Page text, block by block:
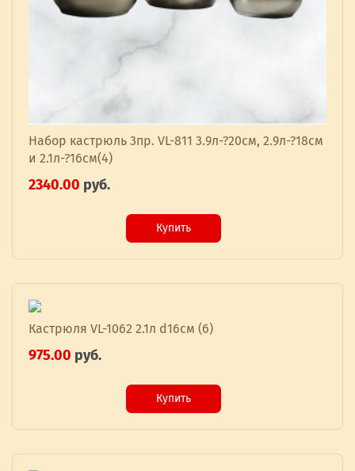
Набор кастрюль 3пр. VL-811 3.9л-?20см, 2.9л-?18см
и 2.1л-?16см(4)
2340.00 руб.
Купить
Кастрюля VL-1062 2.1л d16см (6)
975.00 руб.
Купить